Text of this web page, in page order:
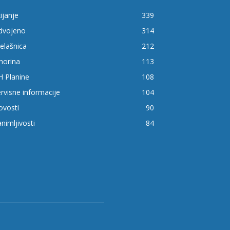
339
314
212
113
Planine
108
informacije
104
90
84